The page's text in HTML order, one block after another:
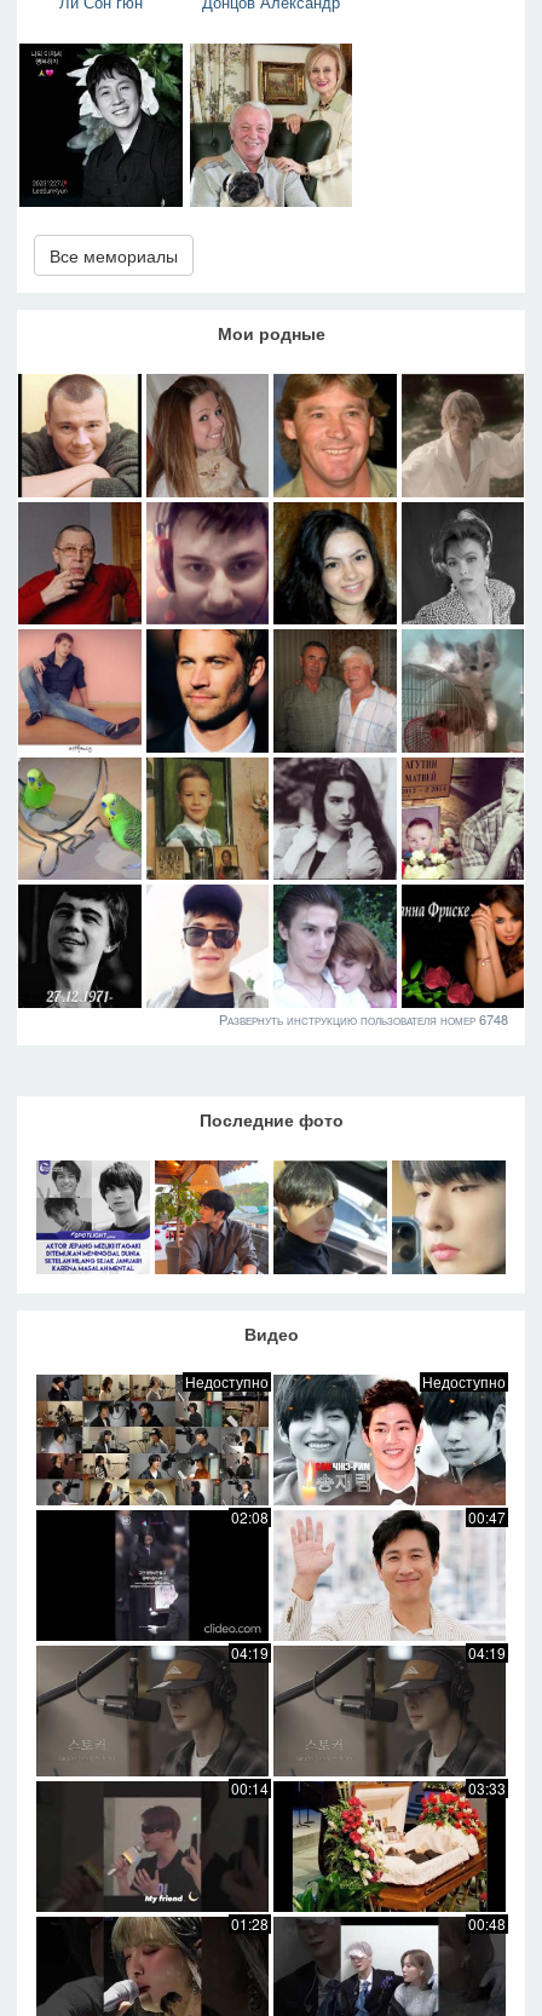
Все мемориалы
Мои родные
Развернуть инструкцию пользователя номер 6748
Последние фото
Видео
Недоступно Недоступно
02:08 00:47
04:19 04:19
00:14 03:33
01:28 00:48